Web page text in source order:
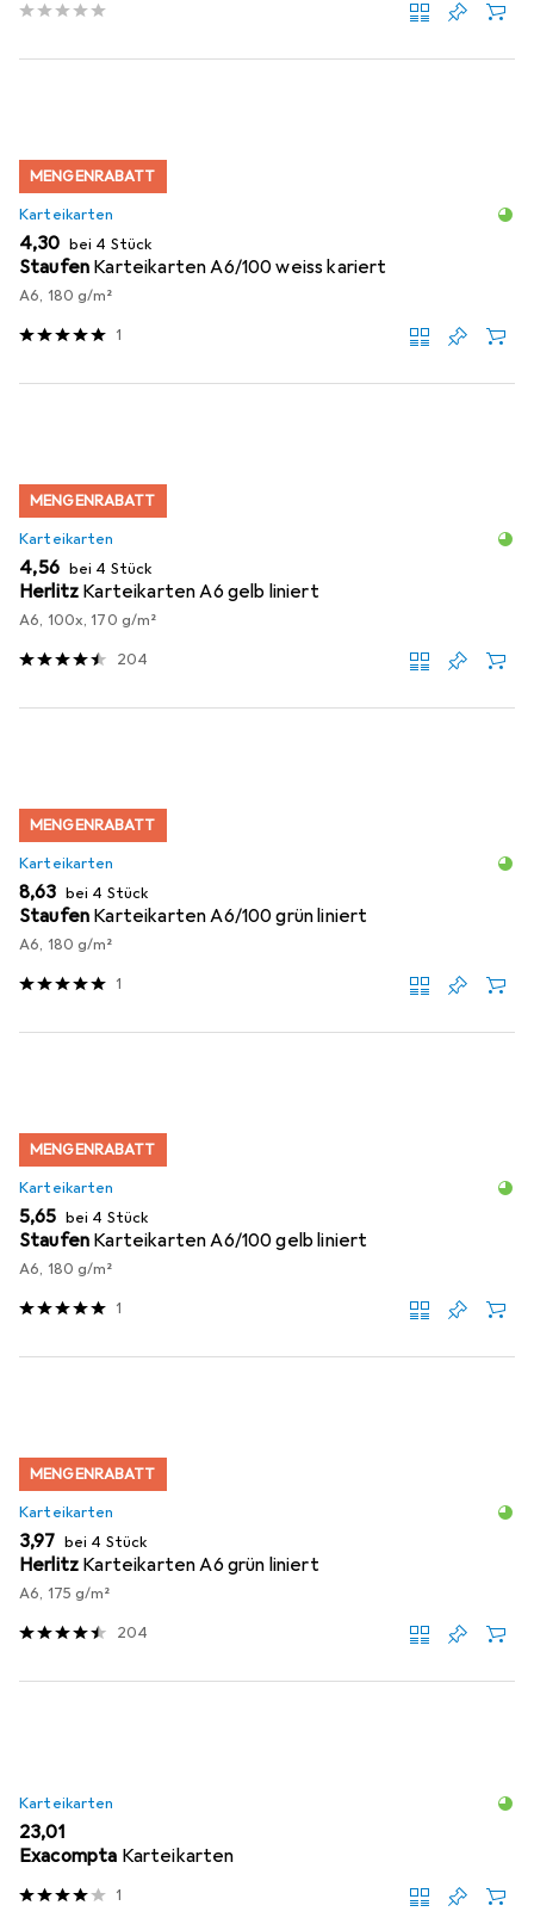
MENGENRABATT
Karteikarten
EUR
4,30 bei 4 Stück
Staufen Karteikarten A6/100 weiss kariert
A6, 180 g/m²
1
MENGENRABATT
Karteikarten
EUR
4,56 bei 4 Stück
Herlitz Karteikarten A6 gelb liniert
A6, 100x, 170 g/m²
204
MENGENRABATT
Karteikarten
EUR
8,63 bei 4 Stück
Staufen Karteikarten A6/100 grün liniert
A6, 180 g/m²
1
MENGENRABATT
Karteikarten
EUR
5,65 bei 4 Stück
Staufen Karteikarten A6/100 gelb liniert
A6, 180 g/m²
1
MENGENRABATT
Karteikarten
EUR
3,97 bei 4 Stück
Herlitz Karteikarten A6 grün liniert
A6, 175 g/m²
204
Karteikarten
EUR
23,01
Exacompta Karteikarten
1